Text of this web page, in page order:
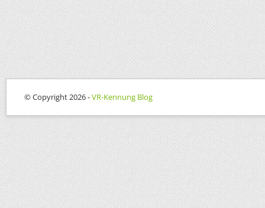
© Copyright 2026 -VR-Kennung Blog